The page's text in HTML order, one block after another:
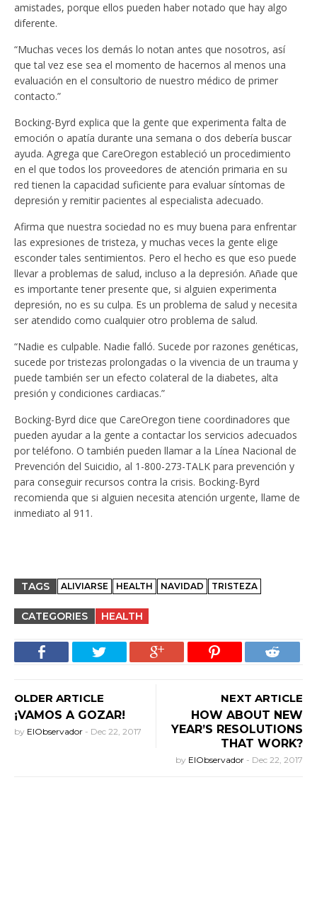
amistades, porque ellos pueden haber notado que hay algo
diferente.
“Muchas veces los demás lo notan antes que nosotros, así
que tal vez ese sea el momento de hacernos al menos una
evaluación en el consultorio de nuestro médico de primer
contacto.”
Bocking-Byrd explica que la gente que experimenta falta de
emoción o apatía durante una semana o dos debería buscar
ayuda. Agrega que CareOregon estableció un procedimiento
en el que todos los proveedores de atención primaria en su
red tienen la capacidad suficiente para evaluar síntomas de
depresión y remitir pacientes al especialista adecuado.
Afirma que nuestra sociedad no es muy buena para enfrentar
las expresiones de tristeza, y muchas veces la gente elige
esconder tales sentimientos. Pero el hecho es que eso puede
llevar a problemas de salud, incluso a la depresión. Añade que
es importante tener presente que, si alguien experimenta
depresión, no es su culpa. Es un problema de salud y necesita
ser atendido como cualquier otro problema de salud.
“Nadie es culpable. Nadie falló. Sucede por razones genéticas,
sucede por tristezas prolongadas o la vivencia de un trauma y
puede también ser un efecto colateral de la diabetes, alta
presión y condiciones cardiacas.”
Bocking-Byrd dice que CareOregon tiene coordinadores que
pueden ayudar a la gente a contactar los servicios adecuados
por teléfono. O también pueden llamar a la Línea Nacional de
Prevención del Suicidio, al 1-800-273-TALK para prevención y
para conseguir recursos contra la crisis. Bocking-Byrd
recomienda que si alguien necesita atención urgente, llame de
inmediato al 911.
TAGS ALIVIARSE HEALTH NAVIDAD TRISTEZA
CATEGORIES HEALTH
OLDER ARTICLE
¡VAMOS A GOZAR!
by ElObservador - Dec 22, 2017
NEXT ARTICLE
HOW ABOUT NEW
YEAR’S RESOLUTIONS
THAT WORK?
by ElObservador - Dec 22, 2017